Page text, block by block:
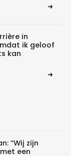
in
ik geloof
kan
“Wij zijn
een